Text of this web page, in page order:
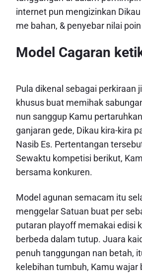
internet pun mengizinkan
me bahan, & penyebar nilai
Model Cagaran
Pula dikenal sebagai perkiraan
khusus buat memihak
nun sanggup Kamu
ganjaran gede, Dikau kira-kira
Nasib Es. Pertentangan
Sewaktu kompetisi berikut,
bersama konkuren.
Model agunan semacam itu
menggelar Satuan buat per
putaran playoff memakai edisi
berbeda dalam tutup. Juara
penuh tanggungan nan betah,
kelebihan tumbuh, Kamu